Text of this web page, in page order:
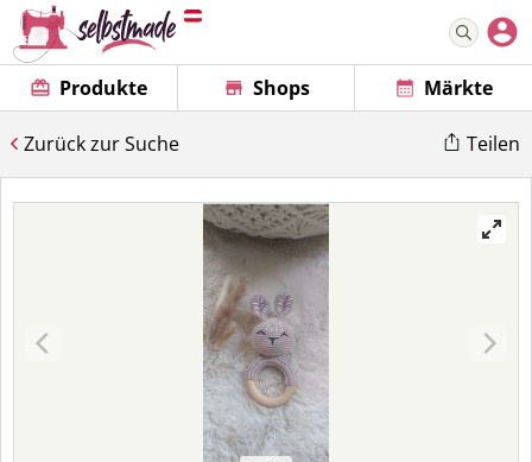
Produkte Shops Märkte
Zurück zur Suche Teilen